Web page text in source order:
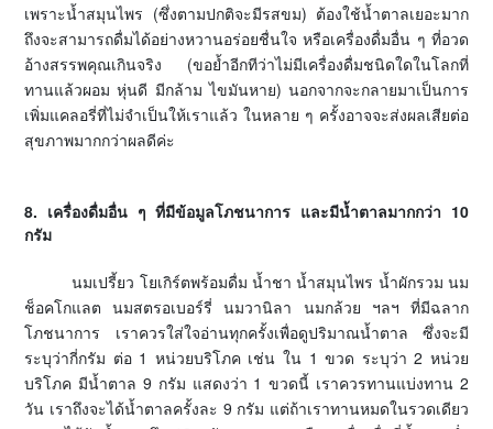
เพราะน้ำสมุนไพร (ซึ่งตามปกติจะมีรสขม) ต้องใช้น้ำตาลเยอะมาก
ถึงจะสามารถดื่มได้อย่างหวานอร่อยชื่นใจ หรือเครื่องดื่มอื่น ๆ ที่อวด
อ้างสรรพคุณเกินจริง (ขอย้ำอีกทีว่าไม่มีเครื่องดื่มชนิดใดในโลกที่
ทานแล้วผอม หุ่นดี มีกล้าม ไขมันหาย) นอกจากจะกลายมาเป็นการ
เพิ่มแคลอรี่ที่ไม่จำเป็นให้เราแล้ว ในหลาย ๆ ครั้งอาจจะส่งผลเสียต่อ
สุขภาพมากกว่าผลดีค่ะ
8. เครื่องดื่มอื่น ๆ ที่มีข้อมูลโภชนาการ และมีน้ำตาลมากกว่า 10
กรัม
นมเปรี้ยว โยเกิร์ตพร้อมดื่ม น้ำชา น้ำสมุนไพร น้ำผักรวม นม
ช็อคโกแลต นมสตรอเบอร์รี่ นมวานิลา นมกล้วย ฯลฯ ที่มีฉลาก
โภชนาการ เราควรใส่ใจอ่านทุกครั้งเพื่อดูปริมาณน้ำตาล ซึ่งจะมี
ระบุว่ากี่กรัม ต่อ 1 หน่วยบริโภค เช่น ใน 1 ขวด ระบุว่า 2 หน่วย
บริโภค มีน้ำตาล 9 กรัม แสดงว่า 1 ขวดนี้ เราควรทานแบ่งทาน 2
วัน เราถึงจะได้น้ำตาลครั้งละ 9 กรัม แต่ถ้าเราทานหมดในรวดเดียว